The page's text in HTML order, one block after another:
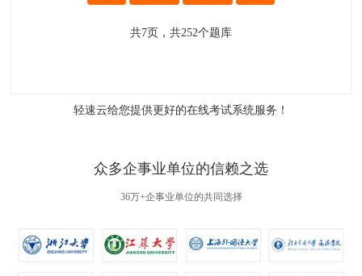
共7页，共252个题库
轻速云给您提供更好的在线考试系统服务！
众多企事业单位的信赖之选
36万+企事业单位的共同选择